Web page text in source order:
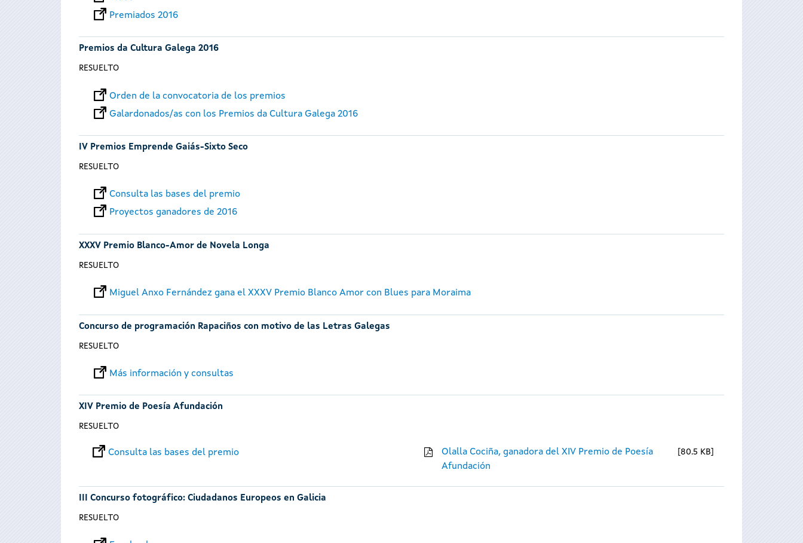
Premiados 2016
Premios da Cultura Galega 2016
RESUELTO
Orden de la convocatoria de los premios
Galardonados/as con los Premios da Cultura Galega 2016
IV Premios Emprende Gaiás-Sixto Seco
RESUELTO
Consulta las bases del premio
Proyectos ganadores de 2016
XXXV Premio Blanco-Amor de Novela Longa
RESUELTO
Miguel Anxo Fernández gana el XXXV Premio Blanco Amor con Blues para Moraima
Concurso de programación Rapaciños con motivo de las Letras Galegas
RESUELTO
Más información y consultas
XIV Premio de Poesía Afundación
RESUELTO
Consulta las bases del premio
Olalla Cociña, ganadora del XIV Premio de Poesía
Afundación
80.5 KB
III Concurso fotográfico: Ciudadanos Europeos en Galicia
RESUELTO